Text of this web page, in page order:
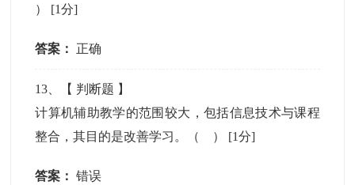
） [1分]
答案： 正确
13 、【 判断题 】
计算机辅助教学的范围较大，包括信息技术与课程
整合，其目的是改善学习。（ ） [1分]
答案： 错误